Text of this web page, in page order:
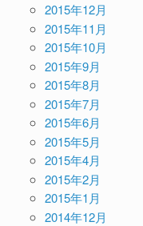
2015年12月
2015年11月
2015年10月
2015年9月
2015年8月
2015年7月
2015年6月
2015年5月
2015年4月
2015年2月
2015年1月
2014年12月